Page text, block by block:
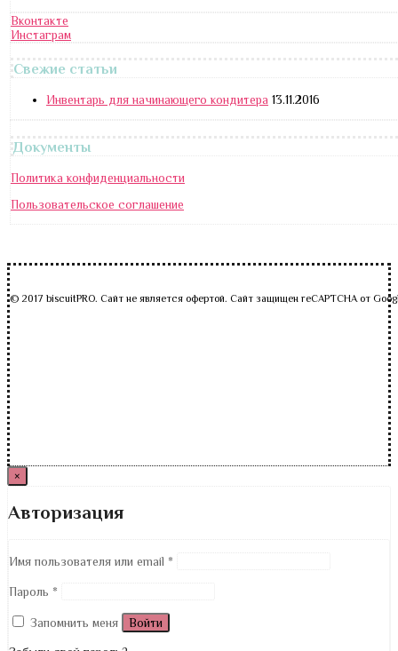
Вконтакте
Инстаграм
Свежие статьи
Инвентарь для начинающего кондитера 13.11.2016
Документы
Политика конфиденциальности
Пользовательское соглашение
© 2017 biscuitPRO. Сайт не является офертой. Сайт защищен reCAPTCHA от
×
Авторизация
Имя пользователя или email *
Пароль *
Запомнить меня Войти